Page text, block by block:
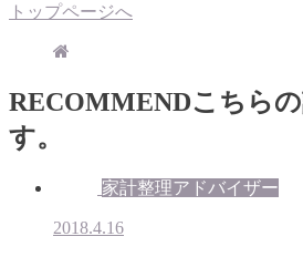
トップページへ
RECOMMENDこちら
す。
家計整理アドバイザー
2018.4.16